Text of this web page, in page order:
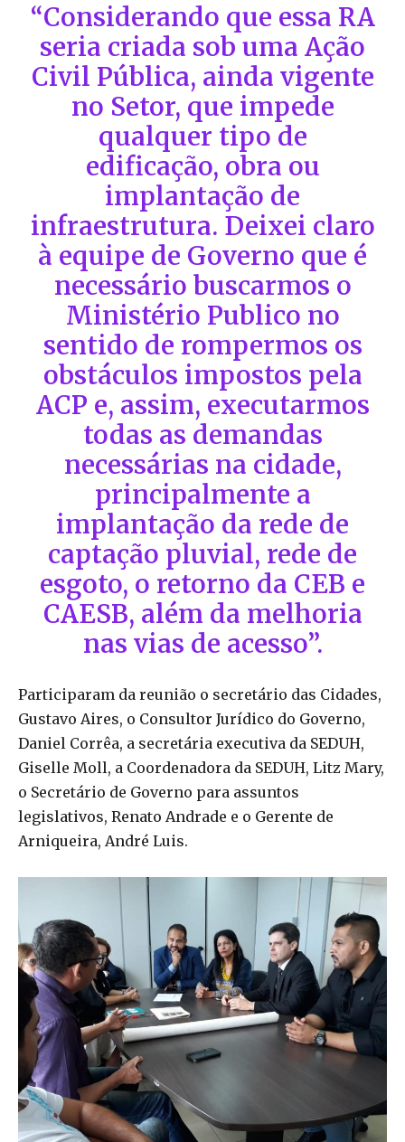
“Considerando que essa RA
seria criada sob uma Ação
Civil Pública, ainda vigente
no Setor, que impede
qualquer tipo de
edificação, obra ou
implantação de
infraestrutura. Deixei claro
à equipe de Governo que é
necessário buscarmos o
Ministério Publico no
sentido de rompermos os
obstáculos impostos pela
ACP e, assim, executarmos
todas as demandas
necessárias na cidade,
principalmente a
implantação da rede de
captação pluvial, rede de
esgoto, o retorno da CEB e
CAESB, além da melhoria
nas vias de acesso”.
Participaram da reunião o secretário das Cidades,
Gustavo Aires, o Consultor Jurídico do Governo,
Daniel Corrêa, a secretária executiva da SEDUH,
Giselle Moll, a Coordenadora da SEDUH, Litz Mary,
o Secretário de Governo para assuntos
legislativos, Renato Andrade e o Gerente de
Arniqueira, André Luis.